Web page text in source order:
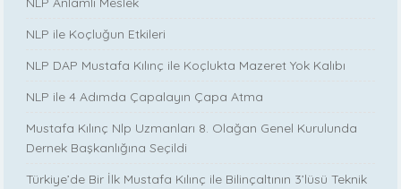
NLP ile Koçluğun Etkileri
NLP DAP Mustafa Kılınç ile Koçlukta Mazeret Yok Kalıbı
NLP ile 4 Adımda Çapalayın Çapa Atma
Mustafa Kılınç Nlp Uzmanları 8. Olağan Genel Kurulunda
Dernek Başkanlığına Seçildi
Türkiye’de Bir İlk Mustafa Kılınç ile Bilinçaltının 3’lüsü Teknik